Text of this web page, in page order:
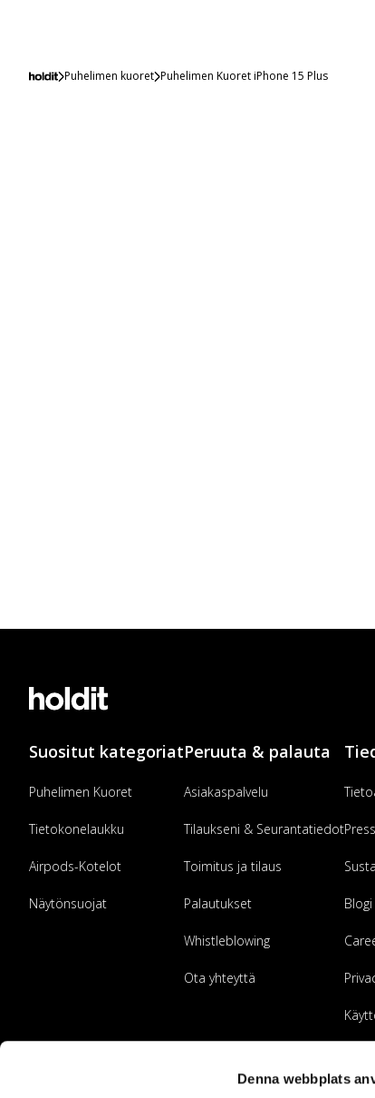
Denna webbplats
Puhelimen kuoret Puhelimen Kuoret iPhone 15 Plus
Suositut kategoriat
Puhelimen Kuoret
Tietokonelaukku
Airpods-Kotelot
Näytönsuojat
Peruuta & palauta
Asiakaspalvelu
Tilaukseni & Seurantatiedot
Toimitus ja tilaus
Palautukset
Whistleblowing
Ota yhteyttä
Blogi